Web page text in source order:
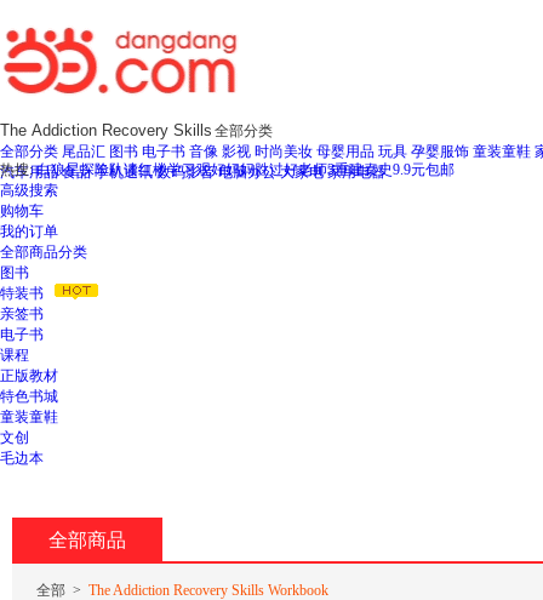
全部分类
全部分类 尾品汇 图书 电子书 音像 影视 时尚美妆 母婴用品 玩具 孕婴服饰 童装童鞋
汽车用品 食品 手机通讯 数码影音 电脑办公 大家电 家用电器
热搜:白狼星探险队读红楼学习观好妈妈胜过好老师3重建秦史9.9元包邮
高级搜索
购物车
我的订单
全部商品分类
图书
特装书
亲签书
电子书
课程
正版教材
特色书城
童装童鞋
文创
毛边本
全部商品
全部 > The Addiction Recovery Skills Workbook
窗
口
打
开
障
碍
说
明
页
面,
按
Ctrl
加
波
浪
键
打
开
导
盲
模